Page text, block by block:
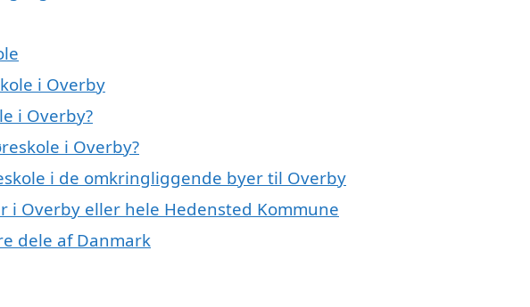
i Overby
i Overby?
i Overby?
i de omkringliggende byer til Overby
i Overby eller hele Hedensted Kommune
dele af Danmark